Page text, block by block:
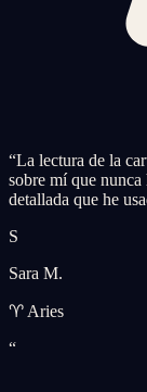
“La lectura de la
sobre mí que nunca
detallada que he
S
Sara M.
♈ Aries
“